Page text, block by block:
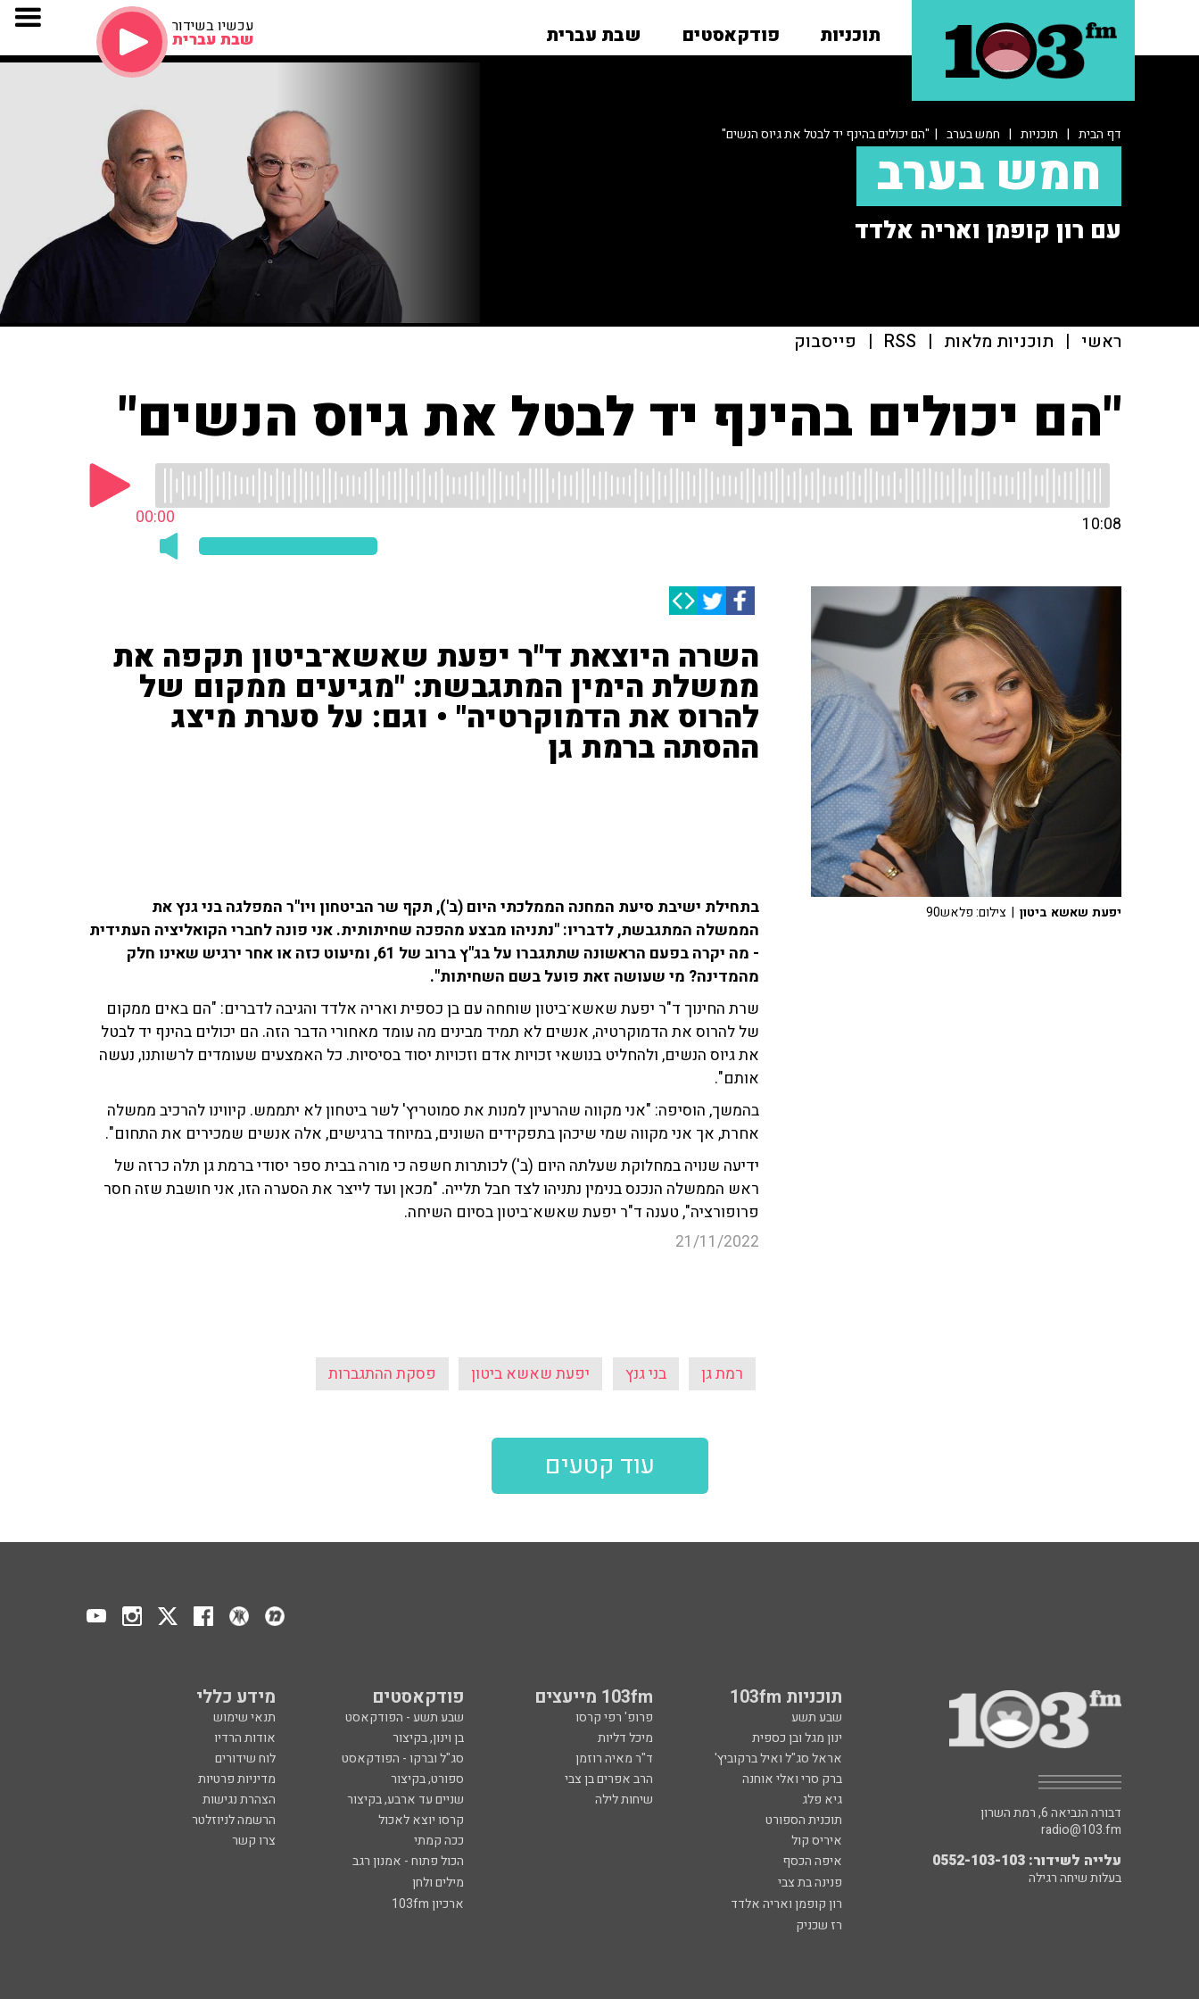
תוכניות פודקאסטים שבת עברית עכשיו בשידור
שבת עברית
דף הבית | תוכניות | חמש בערב | "הם יכולים בהינף יד לבטל את גיוס הנשים"
חמש בערב
עם רון קופמן ואריה אלדד
ראשי | תוכניות מלאות |
RSS
| פייסבוק
"הם יכולים בהינף יד לבטל את גיוס הנשים"
00:00 10:08
השרה היוצאת ד"ר יפעת שאשא־ביטון תקפה את
ממשלת הימין המתגבשת: "מגיעים ממקום של
להרוס את הדמוקרטיה" • וגם: על סערת מיצג
ההסתה ברמת גן
בתחילת ישיבת סיעת המחנה הממלכתי היום (ב'), תקף שר הביטחון ויו"ר המפלגה בני גנץ את
הממשלה המתגבשת, לדבריו: "נתניהו מבצע מהפכה שחיתותית. אני פונה לחברי הקואליציה העתידית
- מה יקרה בפעם הראשונה שתתגברו על בג"ץ ברוב של 61, ומיעוט כזה או אחר ירגיש שאינו חלק
מהמדינה? מי שעושה זאת פועל בשם השחיתות".
שרת החינוך ד"ר יפעת שאשא־ביטון שוחחה עם בן כספית ואריה אלדד והגיבה לדברים: "הם באים ממקום
של להרוס את הדמוקרטיה, אנשים לא תמיד מבינים מה עומד מאחורי הדבר הזה. הם יכולים בהינף יד לבטל
את גיוס הנשים, ולהחליט בנושאי זכויות אדם וזכויות יסוד בסיסיות. כל האמצעים שעומדים לרשותנו, נעשה
אותם".
בהמשך, הוסיפה: "אני מקווה שהרעיון למנות את סמוטריץ' לשר ביטחון לא יתממש. קיווינו להרכיב ממשלה
אחרת, אך אני מקווה שמי שיכהן בתפקידים השונים, במיוחד ברגישים, אלה אנשים שמכירים את התחום".
ידיעה שנויה במחלוקת שעלתה היום (ב') לכותרות חשפה כי מורה בבית ספר יסודי ברמת גן תלה כרזה של
ראש הממשלה הנכנס בנימין נתניהו לצד חבל תלייה. "מכאן ועד לייצר את הסערה הזו, אני חושבת שזה חסר
פרופורציה", טענה ד"ר יפעת שאשא־ביטון בסיום השיחה.
21/11/2022
רמת גן בני גנץ יפעת שאשא ביטון פסקת ההתגברות
יפעת שאשא ביטון | צילום: פלאש90
עוד קטעים
תוכניות 103fm 103fm מייעצים פודקאסטים מידע כללי
שבע תשע פרופ' רפי קרסו שבע תשע - הפודקאסט
תנאי שימוש
ינון מגל ובן כספית
מיכל דליות בן וינון, בקיצור
אודות הרדיו
אראל סג"ל ואיל ברקוביץ'
ד"ר מאיה רוזמן סג"ל וברקו - הפודקאסט
לוח שידורים
ברק סרי ואלי אוחנה
הרב אפרים בן צבי ספורט, בקיצור
מדיניות פרטיות
גיא פלג
שיחות לילה שניים עד ארבע, בקיצור
הצהרת נגישות
תוכנית הספורט
קרסו יוצא לאכול
הרשמה לניוזלטר
איריס קול
ככה קמתי
צרו קשר
איפה הכסף
הכול פתוח - אמנון רגב
פנינה בת צבי
מילים ולחן
רון קופמן ואריה אלדד
ארכיון 103fm
רז שכניק
דבורה הנביאה 6, רמת השרון
radio@103.fm
עלייה לשידור: 0552-103-103
בעלות שיחה רגילה